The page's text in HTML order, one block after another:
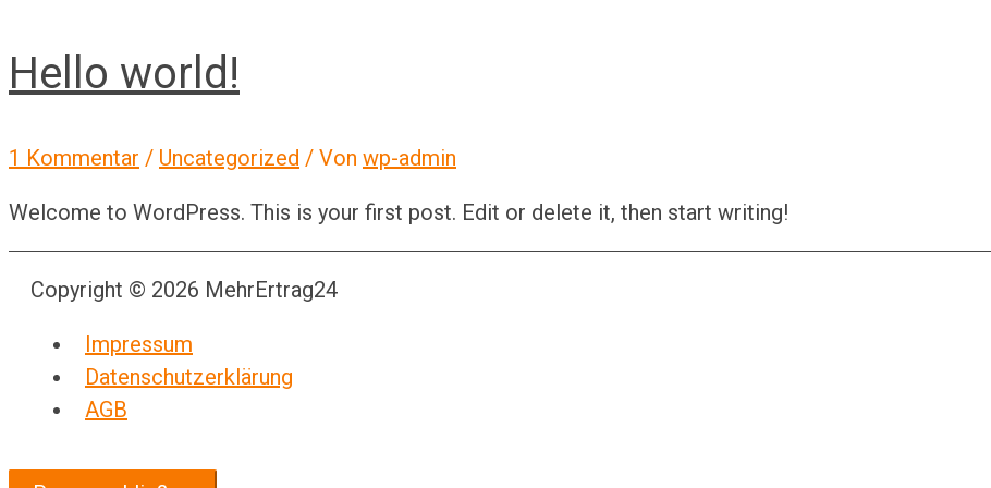
Hello world!
1 Kommentar / Uncategorized / Von wp-admin
Welcome to WordPress. This is your first post. Edit or delete it, then start writing!
Copyright © 2026 MehrErtrag24
Impressum
Datenschutzerklärung
AGB